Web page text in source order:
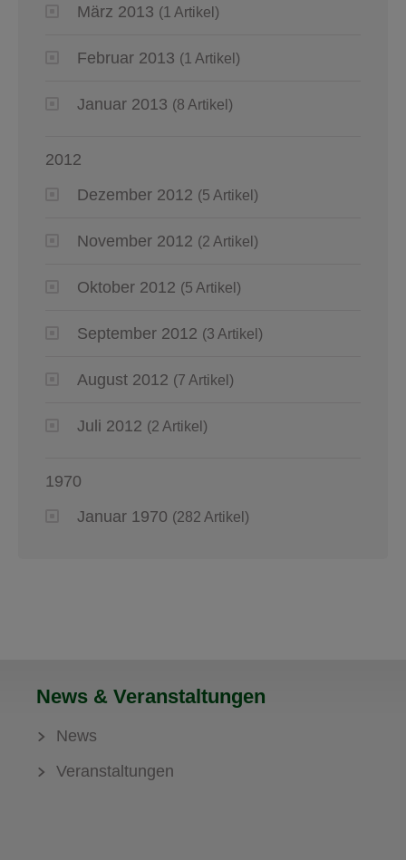
März 2013 (1 Artikel)
Februar 2013 (1 Artikel)
Januar 2013 (8 Artikel)
2012
Dezember 2012 (5 Artikel)
November 2012 (2 Artikel)
Oktober 2012 (5 Artikel)
September 2012 (3 Artikel)
August 2012 (7 Artikel)
Juli 2012 (2 Artikel)
1970
Januar 1970 (282 Artikel)
News & Veranstaltungen
News
Veranstaltungen